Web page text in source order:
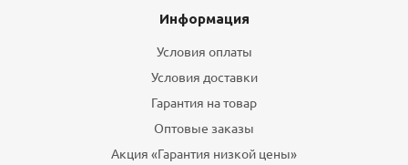
Информация
Условия оплаты
Условия доставки
Гарантия на товар
Оптовые заказы
Акция «Гарантия низкой цены»